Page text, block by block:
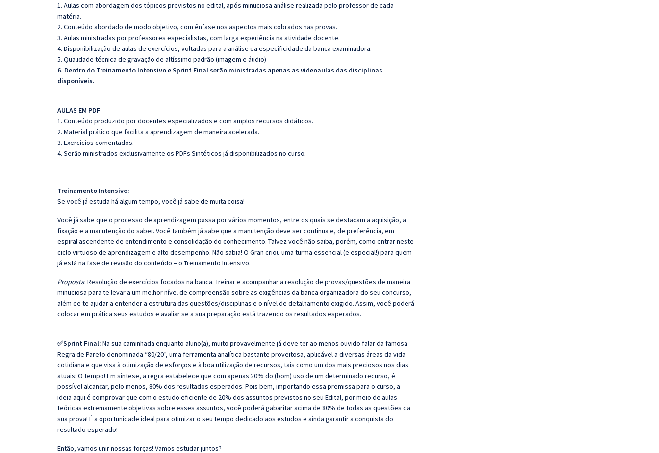
1. Aulas com abordagem dos tópicos previstos no edital, após minuciosa análise realizada pelo professor de cada
matéria.
2. Conteúdo abordado de modo objetivo, com ênfase nos aspectos mais cobrados nas provas.
3. Aulas ministradas por professores especialistas, com larga experiência na atividade docente.
4. Disponibilização de aulas de exercícios, voltadas para a análise da especificidade da banca examinadora.
5. Qualidade técnica de gravação de altíssimo padrão (imagem e áudio)
6. Dentro do Treinamento Intensivo e Sprint Final serão ministradas apenas as videoaulas das disciplinas
disponíveis.
AULAS EM PDF:
1. Conteúdo produzido por docentes especializados e com amplos recursos didáticos.
2. Material prático que facilita a aprendizagem de maneira acelerada.
3. Exercícios comentados.
4. Serão ministrados exclusivamente os PDFs Sintéticos já disponibilizados no curso.
Treinamento Intensivo:
Se você já estuda há algum tempo, você já sabe de muita coisa!
Você já sabe que o processo de aprendizagem passa por vários momentos, entre os quais se destacam a aquisição, a
fixação e a manutenção do saber. Você também já sabe que a manutenção deve ser contínua e, de preferência, em
espiral ascendente de entendimento e consolidação do conhecimento. Talvez você não saiba, porém, como entrar neste
ciclo virtuoso de aprendizagem e alto desempenho. Não sabia! O Gran criou uma turma essencial (e especial!) para quem
já está na fase de revisão do conteúdo – o Treinamento Intensivo.
Proposta: Resolução de exercícios focados na banca. Treinar e acompanhar a resolução de provas/questões de maneira
minuciosa para te levar a um melhor nível de compreensão sobre as exigências da banca organizadora do seu concurso,
além de te ajudar a entender a estrutura das questões/disciplinas e o nível de detalhamento exigido. Assim, você poderá
colocar em prática seus estudos e avaliar se a sua preparação está trazendo os resultados esperados.
✅Sprint Final: Na sua caminhada enquanto aluno(a), muito provavelmente já deve ter ao menos ouvido falar da famosa
Regra de Pareto denominada “80/20”, uma ferramenta analítica bastante proveitosa, aplicável a diversas áreas da vida
cotidiana e que visa à otimização de esforços e à boa utilização de recursos, tais como um dos mais preciosos nos dias
atuais: O tempo! Em síntese, a regra estabelece que com apenas 20% do (bom) uso de um determinado recurso, é
possível alcançar, pelo menos, 80% dos resultados esperados. Pois bem, importando essa premissa para o curso, a
ideia aqui é comprovar que com o estudo eficiente de 20% dos assuntos previstos no seu Edital, por meio de aulas
teóricas extremamente objetivas sobre esses assuntos, você poderá gabaritar acima de 80% de todas as questões da
sua prova! É a oportunidade ideal para otimizar o seu tempo dedicado aos estudos e ainda garantir a conquista do
resultado esperado!
Então, vamos unir nossas forças! Vamos estudar juntos?